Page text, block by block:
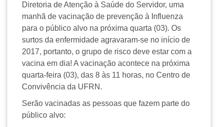
Diretoria de Atenção à Saúde do Servidor, uma
manhã de vacinação de prevenção à Influenza
para o público alvo na próxima quarta (03). Os
surtos da enfermidade agravaram-se no início de
2017, portanto, o grupo de risco deve estar com a
vacina em dia! A vacinação acontece na próxima
quarta-feira (03), das 8 às 11 horas, no Centro de
Convivência da UFRN.
Serão vacinadas as pessoas que fazem parte do
público alvo: